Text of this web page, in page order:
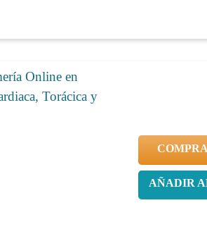
Online en
Torácica y
AÑADIR